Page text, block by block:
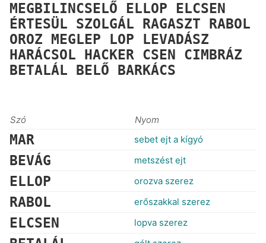
MEGBILINCSELŐ ELLOP ELCSEN
ÉRTESÜL SZOLGÁL RAGASZT RABOL
OROZ MEGLEP LOP LEVADÁSZ
HARÁCSOL HACKER CSEN CIMBRÁZ
BETALÁL BELŐ BARKÁCS
Szó Nyom
MAR sebet ejt a kígyó
BEVÁG metszést ejt
ELLOP orozva szerez
RABOL erőszakkal szerez
ELCSEN lopva szerez